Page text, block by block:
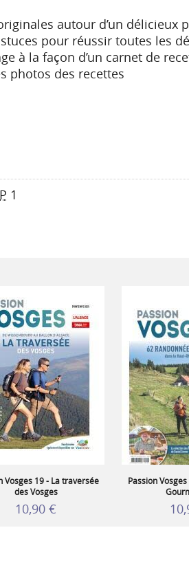
autour d’un délicieux
pour réussir toutes les
à la façon d’un carnet de
photos des recettes
P 1
Vosges 19 - La traversée
des Vosges
10,90 €
Passion